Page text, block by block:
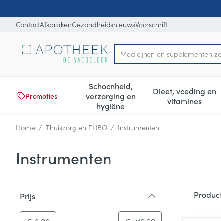
ContactAfsprakenGezondheidsnieuwsVoorschrift
Product, merk, categorie...
M
Promoties
Schoonheid,
verzorging en
hygiëne
Toon submenu voor
Dieet, voeding en
vitamines
Toon
Home / Thuiszorg en EHBO / Instrumenten
Instrumenten
Prijs